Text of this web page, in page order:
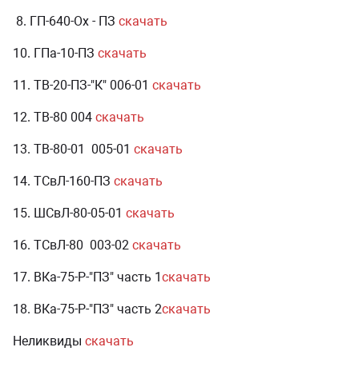
8. ГП-640-Ох - ПЗ скачать
10. ГПа-10-ПЗ скачать
11. ТВ-20-ПЗ-"К" 006-01 скачать
12. ТВ-80 004 скачать
13. ТВ-80-01 005-01 скачать
14. ТСвЛ-160-ПЗ скачать
15. ШСвЛ-80-05-01 скачать
16. ТСвЛ-80 003-02 скачать
17. ВКа-75-Р-"ПЗ" часть 1скачать
18. ВКа-75-Р-"ПЗ" часть 2скачать
Неликвиды скачать